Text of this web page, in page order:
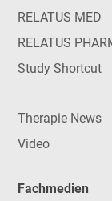
RELATUS MED
RELATUS
Study Shortcut
Therapie News
Video
Fachmedien